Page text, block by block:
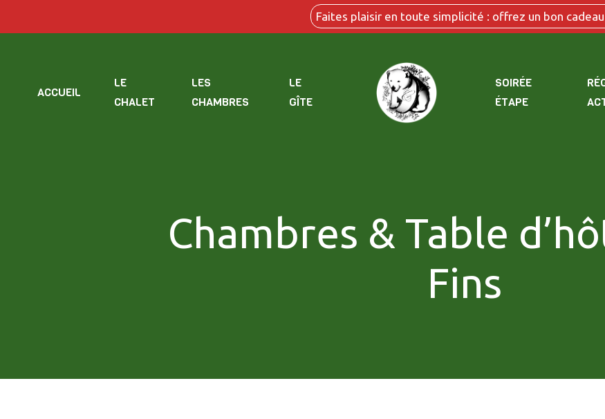
Faites plaisir en toute simplicité : offrez un bon cadeau
ACCUEIL
LE
CHALET
LES
CHAMBRES
LE
GÎTE
SOIRÉE
ÉTAPE
Chambres & Table
Fins